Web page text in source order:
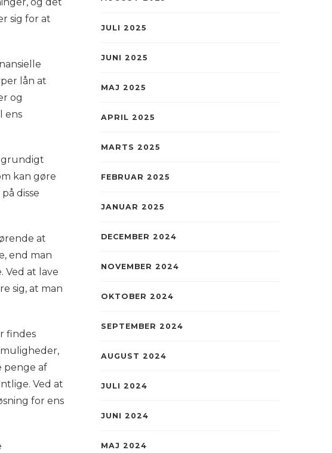
sig for at
lån at
og
ens
grundigt
kan gøre
disse
at
end man
at lave
sig, at man
findes
penge af
Ved at
for ens
JULI 2025
JUNI 2025
MAJ 2025
APRIL 2025
MARTS 2025
FEBRUAR 2025
JANUAR 2025
DECEMBER 2024
NOVEMBER 2024
OKTOBER 2024
SEPTEMBER 2024
AUGUST 2024
JULI 2024
JUNI 2024
MAJ 2024